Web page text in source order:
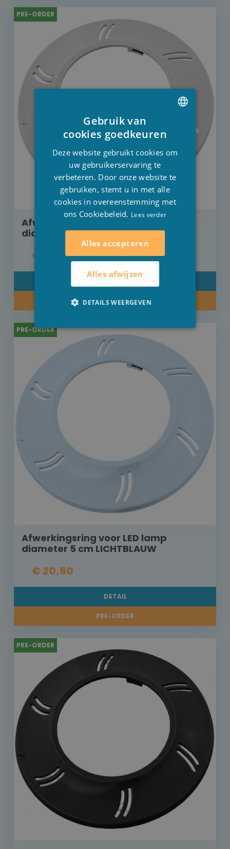
PRE-ORDER
Afwerkingsring voor LED lamp
diameter 5 cm LICHTGRIJS
€ 20,50
DETAIL
PRE-ORDER
PRE-ORDER
Afwerkingsring voor LED lamp
diameter 5 cm LICHTBLAUW
€ 20,50
DETAIL
PRE-ORDER
PRE-ORDER
ENGLISH
Gebruik van
cookies goedkeuren
Deze website gebruikt cookies om
uw gebruikerservaring te
verbeteren. Door onze website te
gebruiken, stemt u in met alle
cookies in overeenstemming met
ons Cookiebeleid. Lees verder
Alles accepteren
Alles afwijzen
DETAILS WEERGEVEN